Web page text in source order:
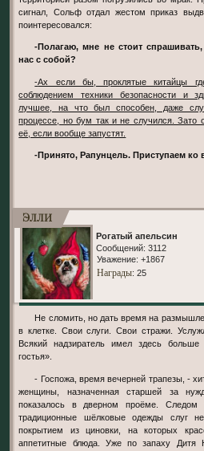
сигнал, Сольф отдал жестом приказ
поинтересовался:
-Полагаю, мне не стоит спрашивать, когда всё рванёт, забрав
нас с собой?
-Ах если бы, проклятые китайцы где-то научились строить с
соблюдением техники безопасности и
лучшее, на что был способен, даже
процессе, но бум так и не случился. Зато
её, если вообще запустят.
-Принято, Рапунцель. Приступаем ко
Элли
Рогатый апельсин
Сообщений: 3112
Уважение: +1867
Награды: 25
Не сломить, но дать время на размышления. Она вновь была птицей
в клетке. Свои слуги. Свои стражи.
Всякий надзиратель имел здесь больше
гостья».
- Госпожа, время вечерней трапезы, - хитрое лицо Цзянь (немолодой
женщины, назначенная старшей за
показалось в дверном проёме.
традиционные шёлковые одежды слуг
покрытием из циновки, на которых
аппетитные блюда. Уже по запаху Дитя